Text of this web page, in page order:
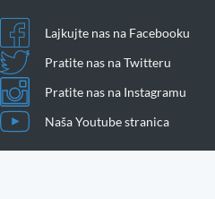
Lajkujte nas na Facebooku
Pratite nas na Twitteru
Pratite nas na Instagramu
Naša Youtube stranica